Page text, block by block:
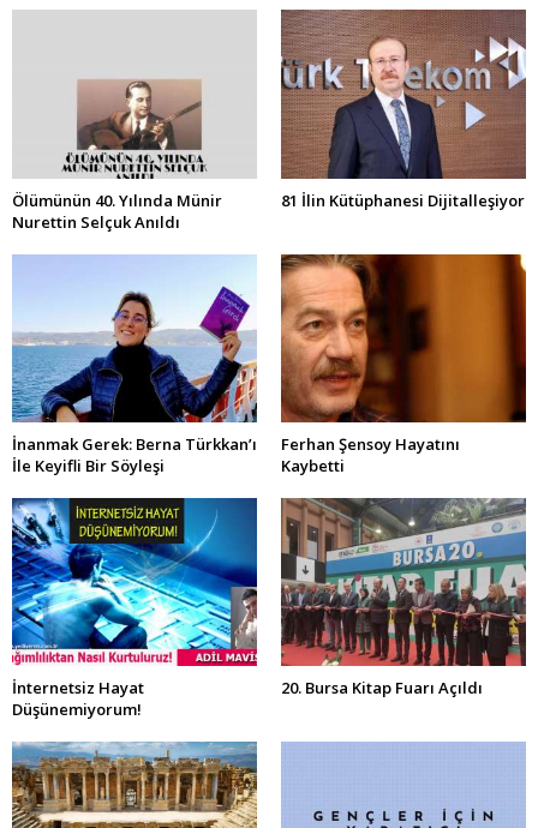
Ölümünün 40. Yılında Münir
Nurettin Selçuk Anıldı
81 İlin Kütüphanesi Dijitalleşiyor
İnanmak Gerek: Berna Türkkan’ı
İle Keyifli Bir Söyleşi
Ferhan Şensoy Hayatını
Kaybetti
İnternetsiz Hayat
Düşünemiyorum!
20. Bursa Kitap Fuarı Açıldı